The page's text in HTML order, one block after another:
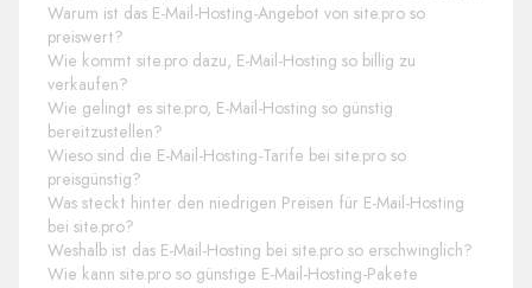
Warum ist das E-Mail-Hosting-Angebot von site.pro so
preiswert?
Wie kommt site.pro dazu, E-Mail-Hosting so billig zu
verkaufen?
Wie gelingt es site.pro, E-Mail-Hosting so günstig
bereitzustellen?
Wieso sind die E-Mail-Hosting-Tarife bei site.pro so
preisgünstig?
Was steckt hinter den niedrigen Preisen für E-Mail-Hosting
bei site.pro?
Weshalb ist das E-Mail-Hosting bei site.pro so erschwinglich?
Wie kann site.pro so günstige E-Mail-Hosting-Pakete